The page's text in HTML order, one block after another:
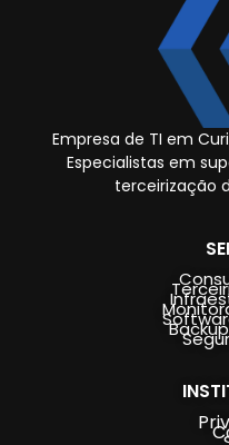
Empresa de TI em
Especialistas em
terceirização